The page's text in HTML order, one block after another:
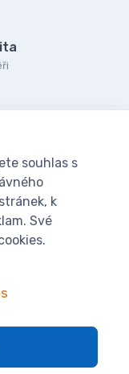
souhlas s
k
Své